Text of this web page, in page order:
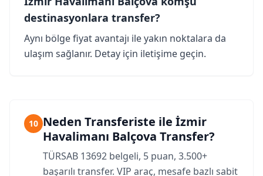
destinasyonlara transfer?
Aynı bölge fiyat avantajı ile yakın noktalara da
ulaşım sağlanır. Detay için iletişime geçin.
10 Neden Transferiste ile İzmir
Havalimanı Balçova Transfer?
TÜRSAB 13692 belgeli, 5 puan, 3.500+
başarılı transfer. VIP araç, mesafe bazlı sabit